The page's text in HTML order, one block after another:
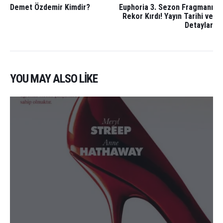
Demet Özdemir Kimdir?
Euphoria 3. Sezon Fragmanı
Rekor Kırdı! Yayın Tarihi ve
Detaylar
YOU MAY ALSO LIKE